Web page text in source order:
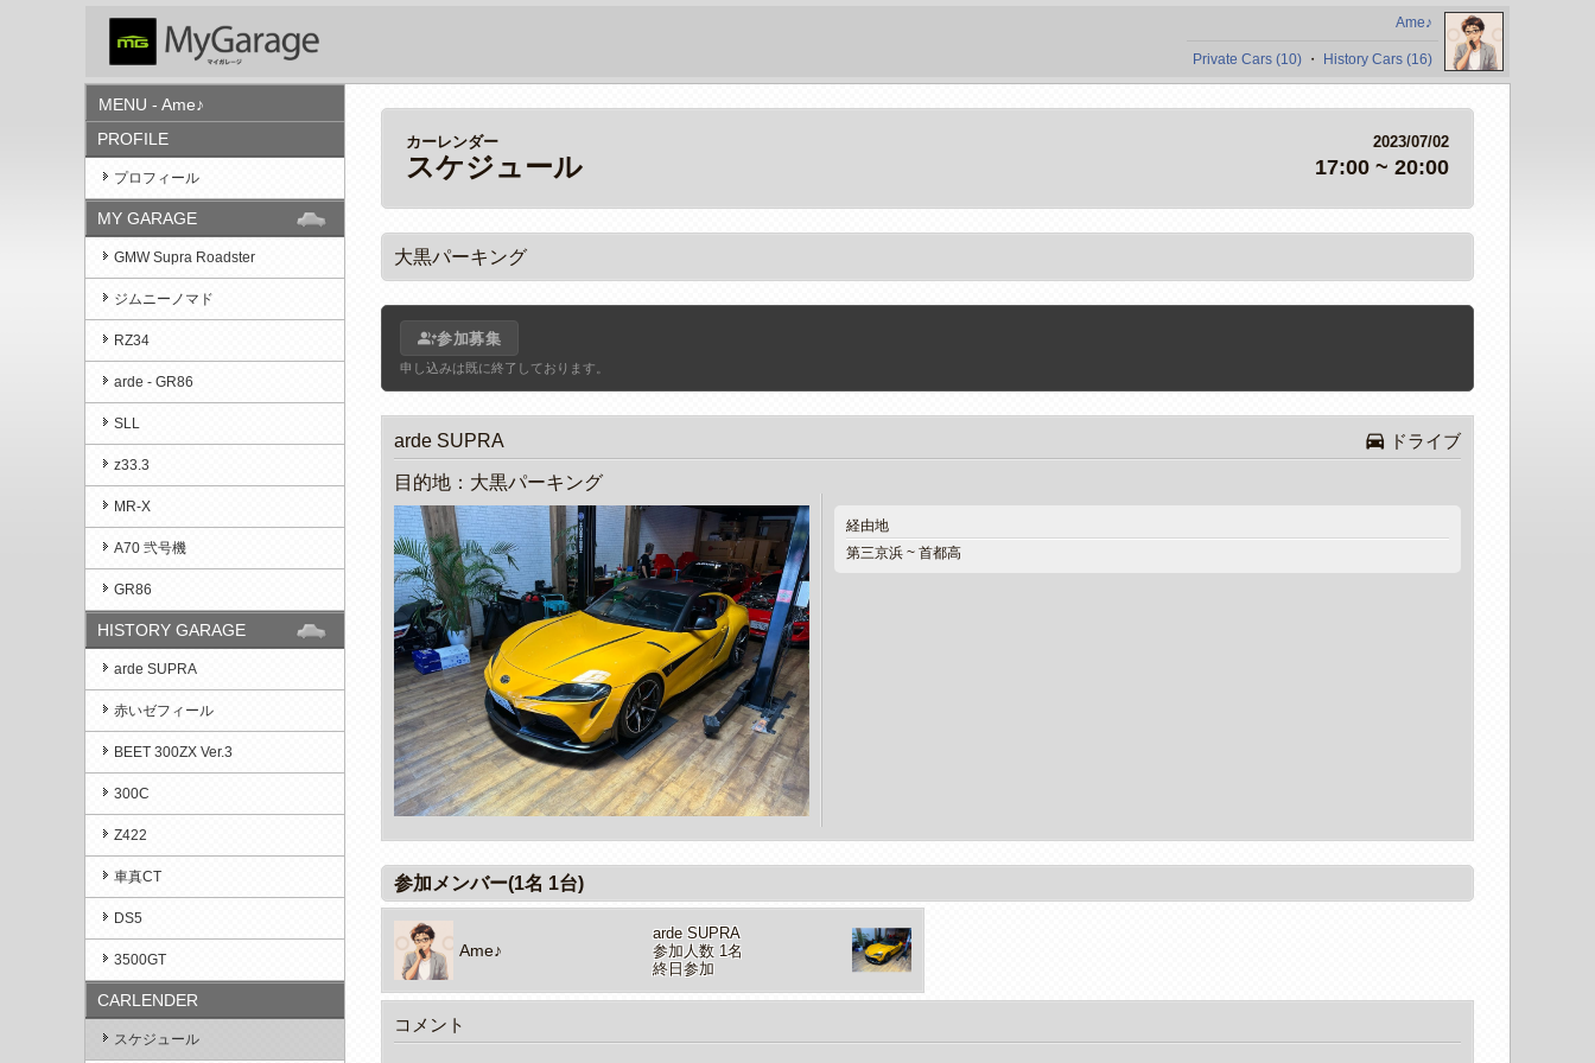
Ame♪
Private Cars (10) ・ History Cars (16)
MENU - Ame♪
PROFILE
プロフィール
MY GARAGE
GMW Supra Roadster
ジムニーノマド
RZ34
arde - GR86
SLL
z33.3
MR-X
A70 弐号機
GR86
HISTORY GARAGE
arde SUPRA
赤いゼフィール
BEET 300ZX Ver.3
300C
Z422
車真CT
DS5
3500GT
CARLENDER
スケジュール
カーレンダー 2023/07/02
スケジュール 17:00 ~ 20:00
大黒パーキング
group_add参加募集
申し込みは既に終了しております。
arde SUPRA  ドライブ
目的地：大黒パーキング
経由地
第三京浜 ~ 首都高
参加メンバー(1名 1台)
Ame♪
arde SUPRA
参加人数 1名
終日参加
コメント